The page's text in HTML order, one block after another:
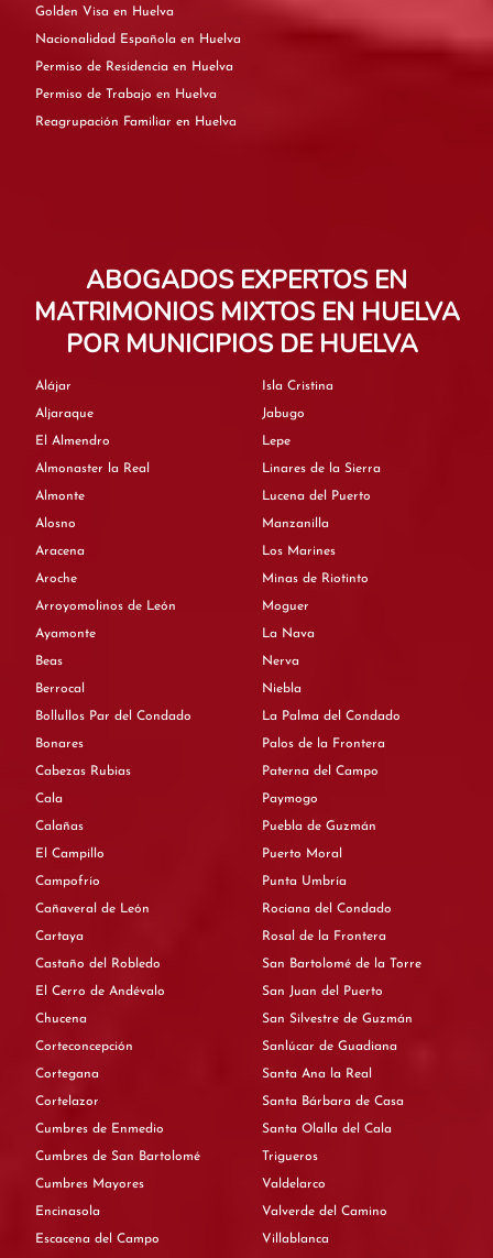
Golden Visa en Huelva
Nacionalidad Española en Huelva
Permiso de Residencia en Huelva
Permiso de Trabajo en Huelva
Reagrupación Familiar en Huelva
ABOGADOS EXPERTOS EN
MATRIMONIOS MIXTOS EN HUELVA
POR MUNICIPIOS DE HUELVA
Alájar
Aljaraque
El Almendro
Almonaster la Real
Almonte
Alosno
Aracena
Aroche
Arroyomolinos de León
Ayamonte
Beas
Berrocal
Bollullos Par del Condado
Bonares
Cabezas Rubias
Cala
Calañas
El Campillo
Campofrío
Cañaveral de León
Cartaya
Castaño del Robledo
El Cerro de Andévalo
Chucena
Corteconcepción
Cortegana
Cortelazor
Cumbres de Enmedio
Cumbres de San Bartolomé
Cumbres Mayores
Encinasola
Escacena del Campo
Isla Cristina
Jabugo
Lepe
Linares de la Sierra
Lucena del Puerto
Manzanilla
Los Marines
Minas de Riotinto
Moguer
La Nava
Nerva
Niebla
La Palma del Condado
Palos de la Frontera
Paterna del Campo
Paymogo
Puebla de Guzmán
Puerto Moral
Punta Umbría
Rociana del Condado
Rosal de la Frontera
San Bartolomé de la Torre
San Juan del Puerto
San Silvestre de Guzmán
Sanlúcar de Guadiana
Santa Ana la Real
Santa Bárbara de Casa
Santa Olalla del Cala
Trigueros
Valdelarco
Valverde del Camino
Villablanca